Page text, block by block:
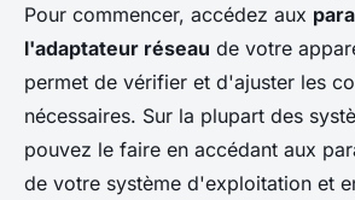
Pour commencer, accédez aux
l'adaptateur réseau de votre
permet de vérifier et d'ajuster les
nécessaires. Sur la plupart des
pouvez le faire en accédant aux
de votre système d'exploitation et